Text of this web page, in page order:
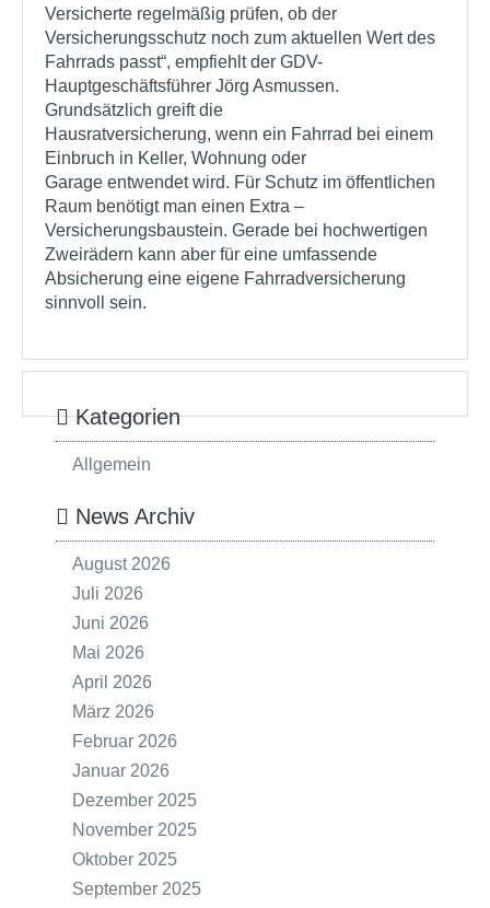
Versicherte regelmäßig prüfen, ob der
Versicherungsschutz noch zum aktuellen Wert des
Fahrrads passt“, empfiehlt der GDV-
Hauptgeschäftsführer Jörg Asmussen.
Grundsätzlich greift die
Hausratversicherung, wenn ein Fahrrad bei einem
Einbruch in Keller, Wohnung oder
Garage entwendet wird. Für Schutz im öffentlichen
Raum benötigt man einen Extra –
Versicherungsbaustein. Gerade bei hochwertigen
Zweirädern kann aber für eine umfassende
Absicherung eine eigene Fahrradversicherung
sinnvoll sein.
Kategorien
Allgemein
News Archiv
August 2026
Juli 2026
Juni 2026
Mai 2026
April 2026
März 2026
Februar 2026
Januar 2026
Dezember 2025
November 2025
Oktober 2025
September 2025